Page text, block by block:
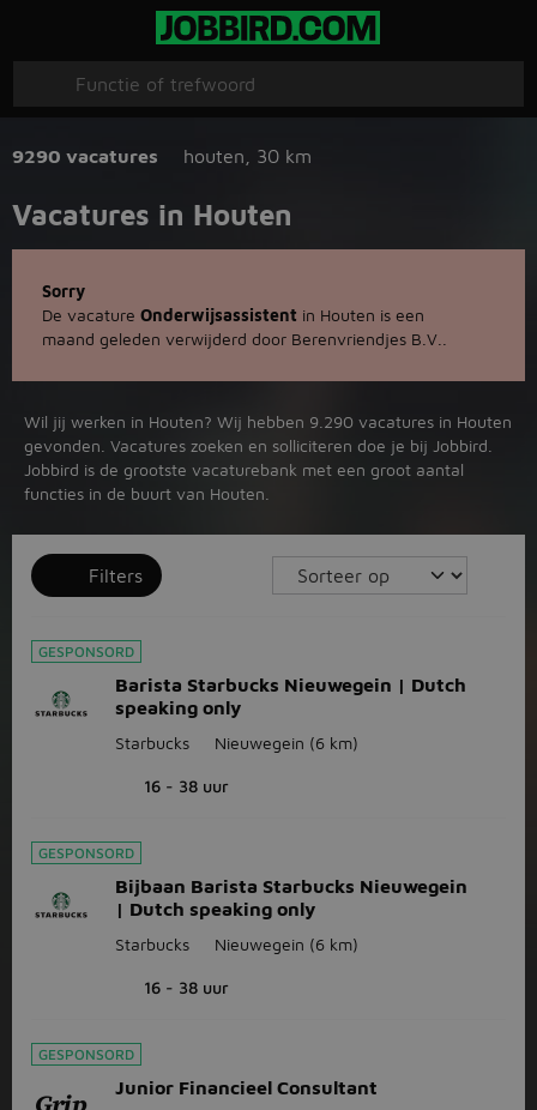
9290 vacatures houten 30 km
Vacatures in Houten
Sorry
De vacature Onderwijsassistent in Houten is een
maand geleden verwijderd door Berenvriendjes B.V..
Wil jij werken in Houten? Wij hebben 9.290 vacatures in Houten
gevonden. Vacatures zoeken en solliciteren doe je bij Jobbird.
Jobbird is de grootste vacaturebank met een groot aantal
functies in de buurt van Houten.
Filters
GESPONSORD
Barista Starbucks Nieuwegein | Dutch
speaking only
Starbucks Nieuwegein (6 km)
16 - 38 uur
GESPONSORD
Bijbaan Barista Starbucks Nieuwegein
| Dutch speaking only
Starbucks Nieuwegein (6 km)
16 - 38 uur
GESPONSORD
Junior Financieel Consultant